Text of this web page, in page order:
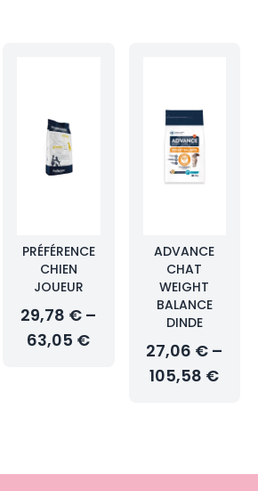
PRÉFÉRENCE
CHIEN
JOUEUR
29,78 € –
63,05 €
ADVANCE
CHAT
WEIGHT
BALANCE
DINDE
27,06 € –
105,58 €